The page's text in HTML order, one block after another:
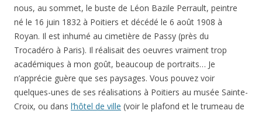
nous, au sommet, le buste de Léon Bazile Perrault, peintre
né le 16 juin 1832 à Poitiers et décédé le 6 août 1908 à
Royan. Il est inhumé au cimetière de Passy (près du
Trocadéro à Paris). Il réalisait des oeuvres vraiment trop
académiques à mon goût, beaucoup de portraits… Je
n’apprécie guère que ses paysages. Vous pouvez voir
quelques-unes de ses réalisations à Poitiers au musée Sainte-
Croix, ou dans l’hôtel de ville (voir le plafond et le trumeau de